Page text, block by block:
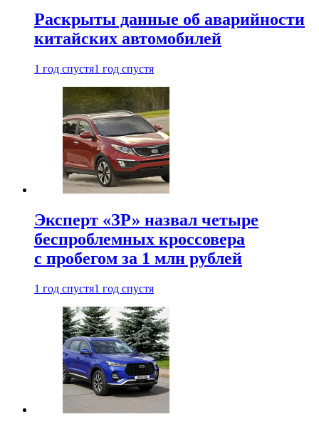
Раскрыты данные об аварийности
китайских автомобилей
1 год спустя1 год спустя
Эксперт «ЗР» назвал четыре
беспроблемных кроссовера
с пробегом за 1 млн рублей
1 год спустя1 год спустя